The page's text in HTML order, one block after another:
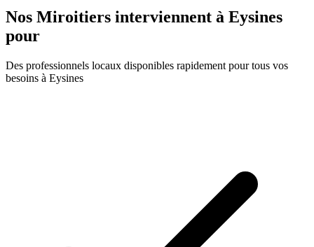
Nos Miroitiers interviennent à Eysines
pour
Des professionnels locaux disponibles rapidement pour tous vos
besoins à Eysines